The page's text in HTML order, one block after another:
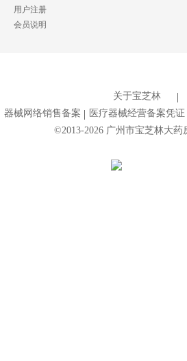
用户注册
会员说明
关于宝芝林
器械网络销售备案
医疗器械经营备案凭证
©2013-2026广州市宝芝林大药